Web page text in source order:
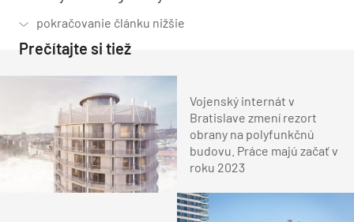
Prečítajte si tiež
Vojenský internát v
Bratislave zmení rezort
obrany na polyfunkčnú
budovu. Práce majú začať v
roku 2023